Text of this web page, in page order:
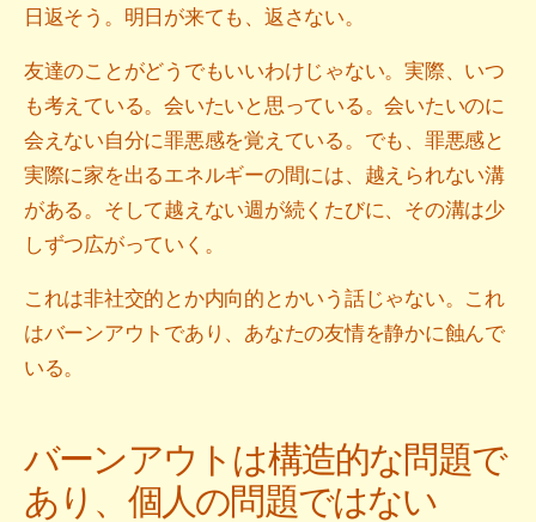
日返そう。明日が来ても、返さない。
友達のことがどうでもいいわけじゃない。実際、いつ
も考えている。会いたいと思っている。会いたいのに
会えない自分に罪悪感を覚えている。でも、罪悪感と
実際に家を出るエネルギーの間には、越えられない溝
がある。そして越えない週が続くたびに、その溝は少
しずつ広がっていく。
これは非社交的とか内向的とかいう話じゃない。これ
はバーンアウトであり、あなたの友情を静かに蝕んで
いる。
バーンアウトは構造的な問題で
あり、個人の問題ではない